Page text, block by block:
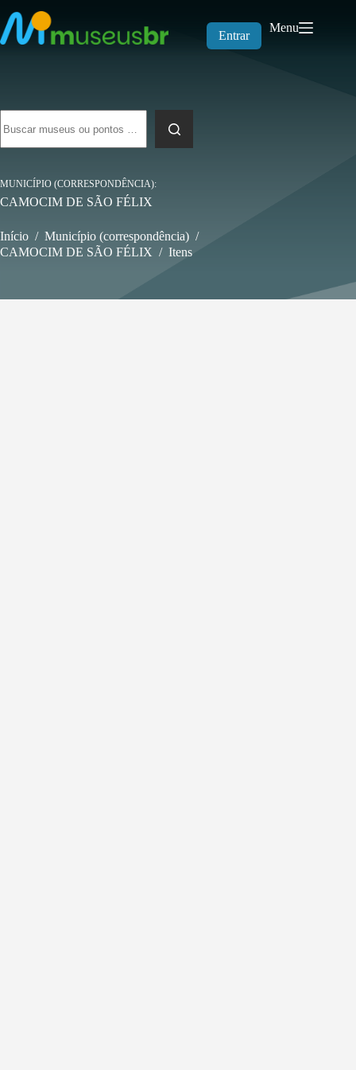
para
o
conteúdo
Entrar
Menu
resultados
MUNICÍPIO (CORRESPONDÊNCIA)
CAMOCIM DE SÃO FÉLIX
Início / Município (correspondência) /
CAMOCIM DE SÃO FÉLIX / Itens